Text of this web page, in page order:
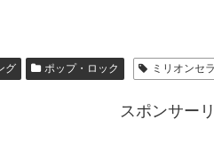
グ ポップ・ロック ミリオンセ
スポンサー